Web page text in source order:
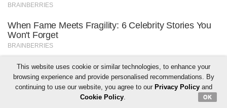
This website uses cookie or similar technologies, to enhance your
browsing experience and provide personalised recommendations. By
continuing to use our website, you agree to our Privacy Policyand
Cookie Policy. OK